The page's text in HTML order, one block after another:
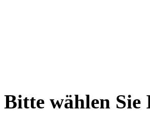
Bitte wählen